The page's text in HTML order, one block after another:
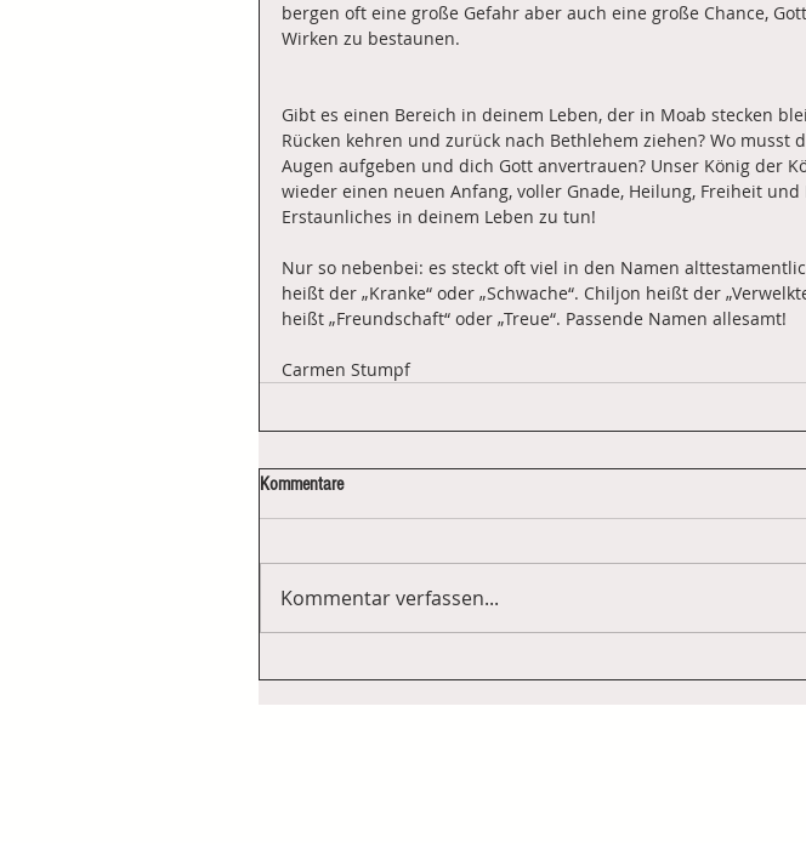
bergen oft eine große Gefahr aber auch eine große Chance,
Wirken zu bestaunen.
Gibt es einen Bereich in deinem Leben, der in Moab stecken
Rücken kehren und zurück nach Bethlehem ziehen? Wo musst
Augen aufgeben und dich Gott anvertrauen? Unser König der
wieder einen neuen Anfang, voller Gnade, Heilung, Freiheit
Erstaunliches in deinem Leben zu tun!
Nur so nebenbei: es steckt oft viel in den Namen
heißt der „Kranke“ oder „Schwache“. Chiljon heißt der
heißt „Freundschaft“ oder „Treue“. Passende Namen allesamt!
Carmen Stumpf
Kommentare
Kommentar verfassen...